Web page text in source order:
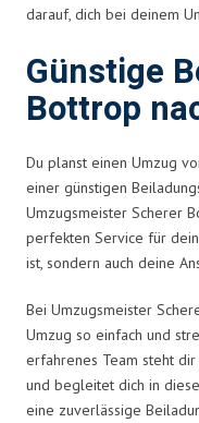
darauf, dich bei deinem
Günstige
Bottrop
Du planst einen Umzug
einer günstigen
Umzugsmeister Scherer
perfekten Service für
ist, sondern auch deine
Bei Umzugsmeister
Umzug so einfach und
erfahrenes Team steht
und begleitet dich in
eine zuverlässige